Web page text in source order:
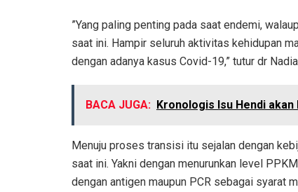
”Yang paling penting pada saat endemi,
saat ini. Hampir seluruh aktivitas kehidupan
dengan adanya kasus Covid-19,” tutur dr
BACA JUGA: Kronologis Isu Hendi akan
Menuju proses transisi itu sejalan dengan
saat ini. Yakni dengan menurunkan level
dengan antigen maupun PCR sebagai syarat